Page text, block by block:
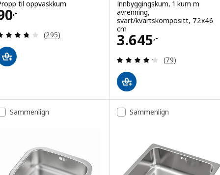
til oppvaskkum
,- 90,-
Gjennomgang: 3.7 av 5 stjerner. Samlede
(295)
Innbyggingskum, 1 kum m
avrenning,
svart/kvartskompositt, 72x46
cm
3.645,-
Pris 3645,-
Gjennomgang:
(79)
Sammenlign Sammenlign